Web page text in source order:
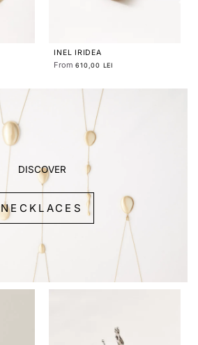
INEL IRIDEA
From610,00 LEI
DISCOVER
NECKLACES